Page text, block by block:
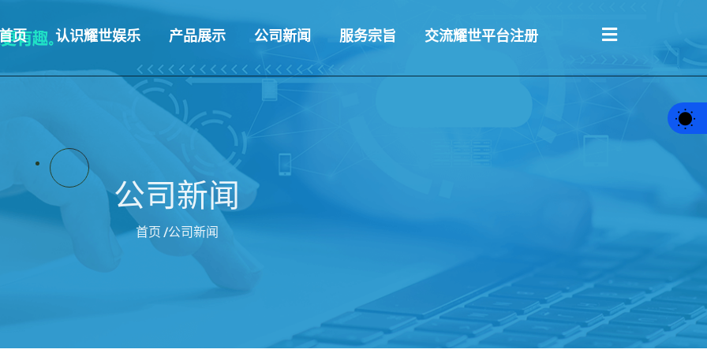
页 认识耀世娱乐 产品展示 公司新闻 服务宗旨 交流耀世平台注册
公司新闻
首页 /公司新闻